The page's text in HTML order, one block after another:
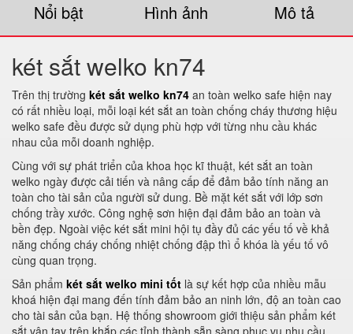
Nổi bật Hình ảnh Mô tả
két sắt welko kn74
Trên thị trường két sắt welko kn74 an toàn welko safe hiện nay
có rất nhiều loại, mỗi loại két sắt an toàn chống cháy thương hiệu
welko safe đều được sử dụng phù hợp với từng nhu cầu khác
nhau của mỗi doanh nghiệp.
Cùng với sự phát triển của khoa học kĩ thuật, két sắt an toàn
welko ngày được cải tiến và nâng cấp để đảm bảo tính năng an
toàn cho tài sản của người sử dung. Bề mặt két sắt với lớp sơn
chống trầy xước. Công nghệ sơn hiện đại đảm bảo an toàn và
bền đẹp. Ngoài việc két sắt mini hội tụ đầy đủ các yếu tố về khả
năng chống cháy chống nhiệt chống đập thì ổ khóa là yếu tố vô
cùng quan trọng.
Sản phẩm két sắt welko mini tốt là sự kết hợp của nhiều mẫu
khoá hiện đại mang đến tính đảm bảo an ninh lớn, độ an toàn cao
cho tài sản của bạn. Hệ thống showroom giới thiệu sản phẩm két
sắt vân tay trên khắp các tỉnh thành sẵn sàng phục vụ nhu cầu